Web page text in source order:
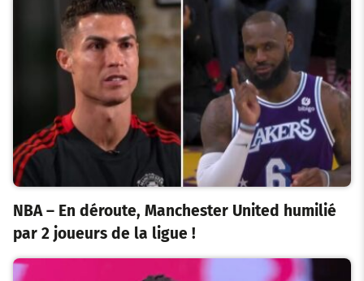
NBA – En déroute, Manchester United humilié
par 2 joueurs de la ligue !